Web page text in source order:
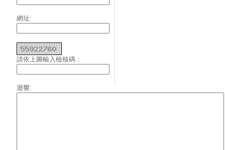
網址:
請依上圖輸入檢核碼：
迴響: